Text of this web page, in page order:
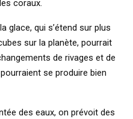
coraux.
glace, qui s’étend sur plus
sur la planète, pourrait
de rivages et de
se produire bien
des eaux, on prévoit des